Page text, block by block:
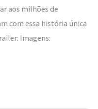
aos milhões de
com essa história única
Imagens: